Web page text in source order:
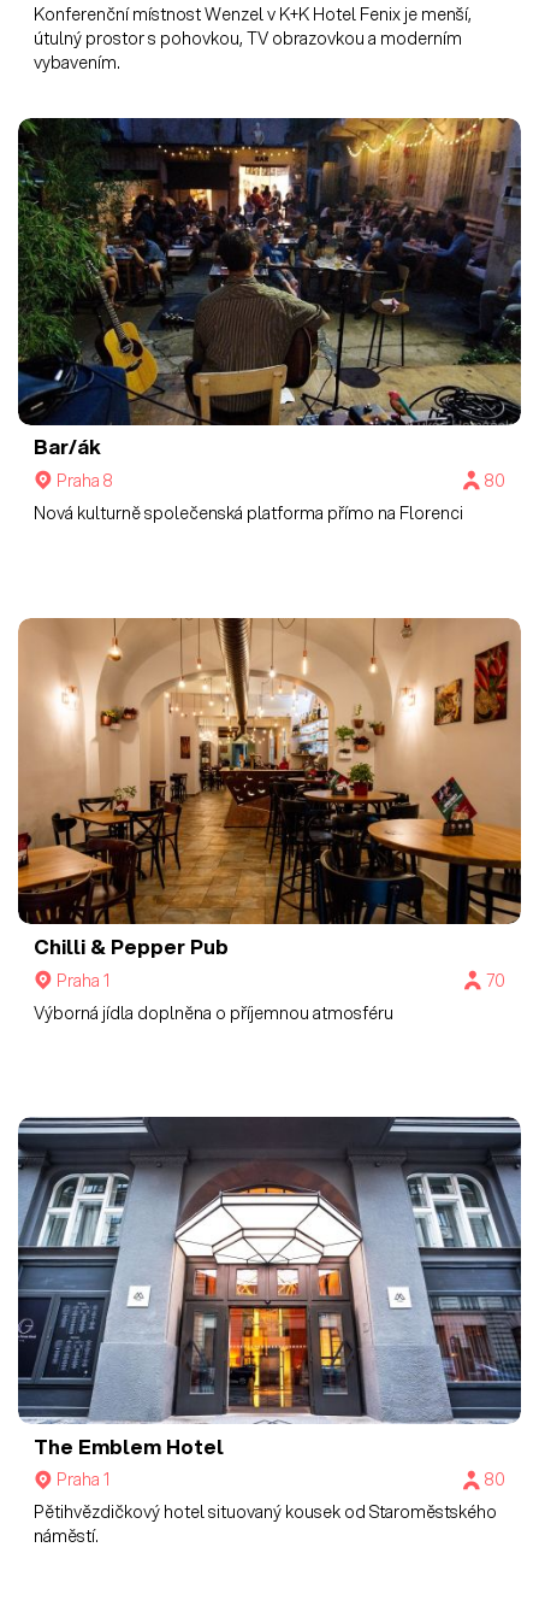
Konferenční místnost Wenzel v K+K Hotel Fenix je menší,
útulný prostor s pohovkou, TV obrazovkou a moderním
vybavením.
Bar/ák
Praha 8
80
Nová kulturně společenská platforma přímo na Florenci
Chilli & Pepper Pub
Praha 1
70
Výborná jídla doplněna o příjemnou atmosféru
The Emblem Hotel
Praha 1
80
Pětihvězdičkový hotel situovaný kousek od Staroměstského
náměstí.